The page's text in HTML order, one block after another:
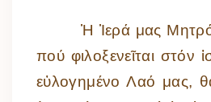
Ἡ Ἱερά μας
πού φιλοξενεῖται
εὐλογημένο Λαό μας,